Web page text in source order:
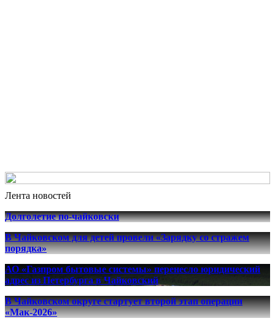
Лента новостей
Долголетие по-чайковски
В Чайковском для детей провели «Зарядку со стражем
порядка»
АО «Газпром бытовые системы» перенесло юридический
адрес из Петербурга в Чайковский
В Чайковском округе стартует второй этап операции
«Мак-2026»